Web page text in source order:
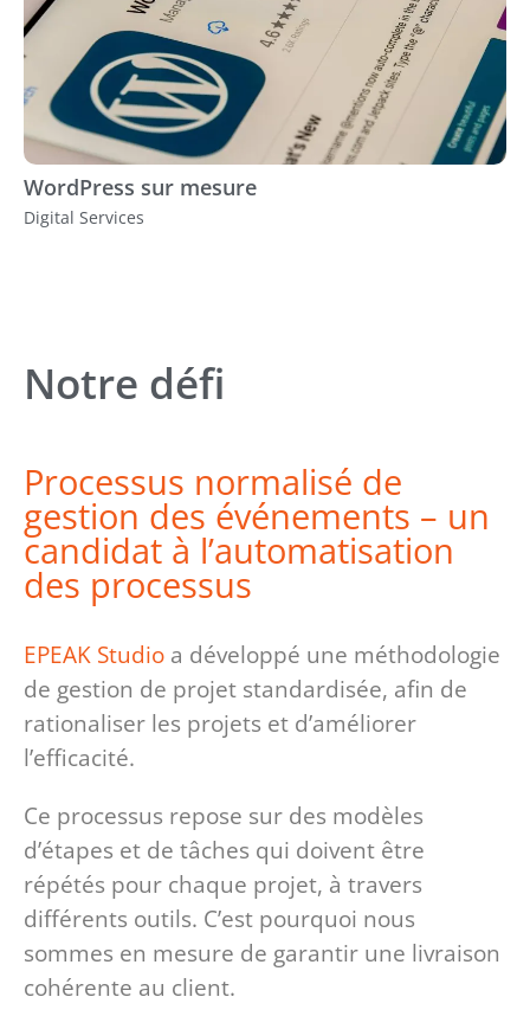
WordPress sur mesure
Digital Services
Notre défi
Processus normalisé de
gestion des événements – un
candidat à l’automatisation
des processus
EPEAK Studio a développé une méthodologie
de gestion de projet standardisée, afin de
rationaliser les projets et d’améliorer
l’efficacité.
Ce processus repose sur des modèles
d’étapes et de tâches qui doivent être
répétés pour chaque projet, à travers
différents outils. C’est pourquoi nous
sommes en mesure de garantir une livraison
cohérente au client.